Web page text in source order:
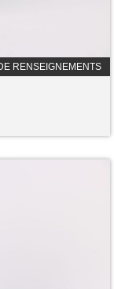
RENSEIGNEMENTS